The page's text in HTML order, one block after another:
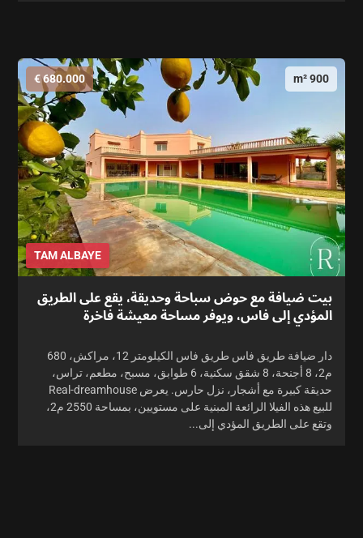
900 m²
680.000 €
TAM ALBAYE
بيت ضيافة مع حوض سباحة وحديقة، يقع على الطريق
المؤدي إلى فاس، ويوفر مساحة معيشة فاخرة
دار ضيافة طريق فاس طريق فاس الكيلومتر 12، مراكش، 680
م2، 8 أجنحة، 8 شقق سكنية، 6 طوابق، مسبح، مطعم، تراس،
حديقة كبيرة مع أشجار، نزل حارس. يعرض Real-dreamhouse
للبيع هذه الفيلا الرائعة المبنية على مستويين، بمساحة 2550 م2،
وتقع على الطريق المؤدي إلى...